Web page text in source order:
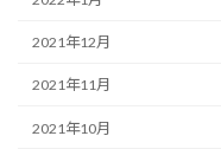
2021年12月
2021年11月
2021年10月